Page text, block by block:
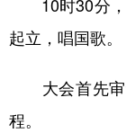
10时30分，
起立，唱国歌。
大会首先审
程。